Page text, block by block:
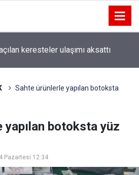
keresteler ulaşımı aksattı
Sahte ürünlerle yapılan botoksta
yapılan botoksta yüz
Pazartesi 12:34